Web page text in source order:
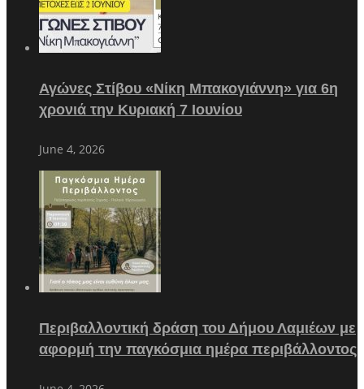
Αγώνες Στίβου «Νίκη Μπακογιάννη» για 6η
χρονιά την Κυριακή 7 Ιουνίου
June 4, 2026
Περιβαλλοντική δράση του Δήμου Λαμιέων με
αφορμή την παγκόσμια ημέρα περιβάλλοντος